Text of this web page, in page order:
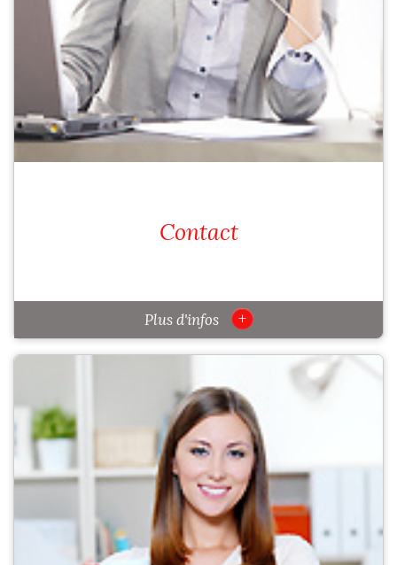
Contact
Plus d'infos +